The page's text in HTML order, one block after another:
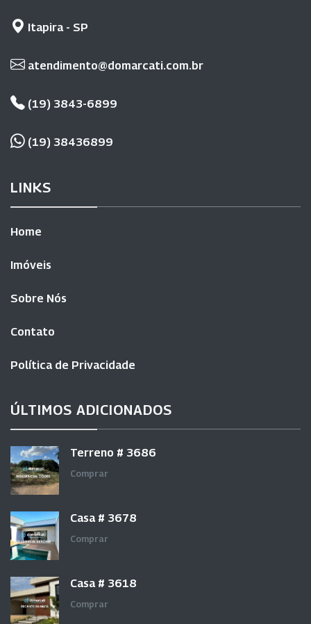
Itapira - SP
atendimento@domarcati.com.br
(19) 3843-6899
(19) 38436899
LINKS
Home
Imóveis
Sobre Nós
Contato
Política de Privacidade
ÚLTIMOS ADICIONADOS
Terreno # 3686
Comprar
Casa # 3678
Comprar
Casa # 3618
Comprar